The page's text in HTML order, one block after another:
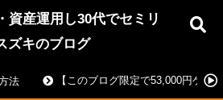
資産運用し30代でセミリ
ズキのブログ
法 【このブログ限定で53,000円ゲッ